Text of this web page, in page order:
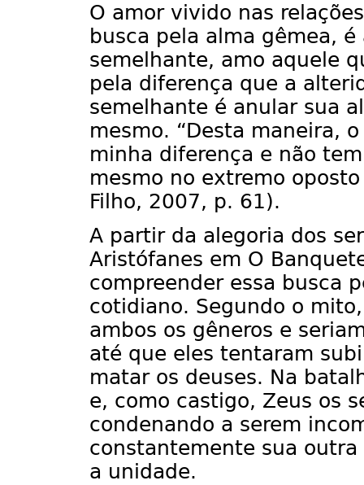
O amor vivido nas
busca pela alma gêmea,
semelhante, amo aquele
pela diferença que a
semelhante é anular sua
mesmo. “Desta maneira,
minha diferença e não
mesmo no extremo
Filho, 2007, p. 61).
A partir da alegoria dos
Aristófanes em O
compreender essa busca
cotidiano. Segundo o
ambos os gêneros e
até que eles tentaram
matar os deuses. Na
e, como castigo, Zeus os
condenando a serem
constantemente sua
a unidade.